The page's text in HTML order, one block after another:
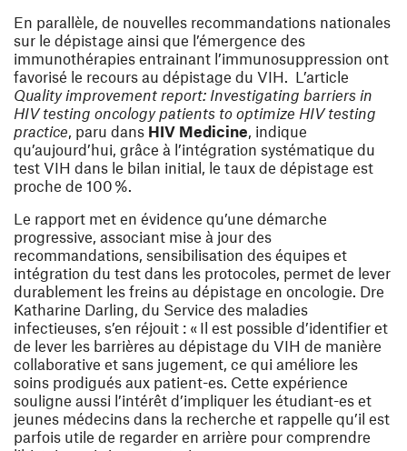
En parallèle, de nouvelles recommandations nationales
sur le dépistage ainsi que l’émergence des
immunothérapies entrainant l’immunosuppression ont
favorisé le recours au dépistage du VIH. L’article
Quality improvement report: Investigating barriers in
HIV testing oncology patients to optimize HIV testing
practice, paru dans HIV Medicine, indique
qu’aujourd’hui, grâce à l’intégration systématique du
test VIH dans le bilan initial, le taux de dépistage est
proche de 100 %.
Le rapport met en évidence qu’une démarche
progressive, associant mise à jour des
recommandations, sensibilisation des équipes et
intégration du test dans les protocoles, permet de lever
durablement les freins au dépistage en oncologie. Dre
Katharine Darling, du Service des maladies
infectieuses, s’en réjouit : « Il est possible d’identifier et
de lever les barrières au dépistage du VIH de manière
collaborative et sans jugement, ce qui améliore les
soins prodigués aux patient-es. Cette expérience
souligne aussi l’intérêt d’impliquer les étudiant-es et
jeunes médecins dans la recherche et rappelle qu’il est
parfois utile de regarder en arrière pour comprendre